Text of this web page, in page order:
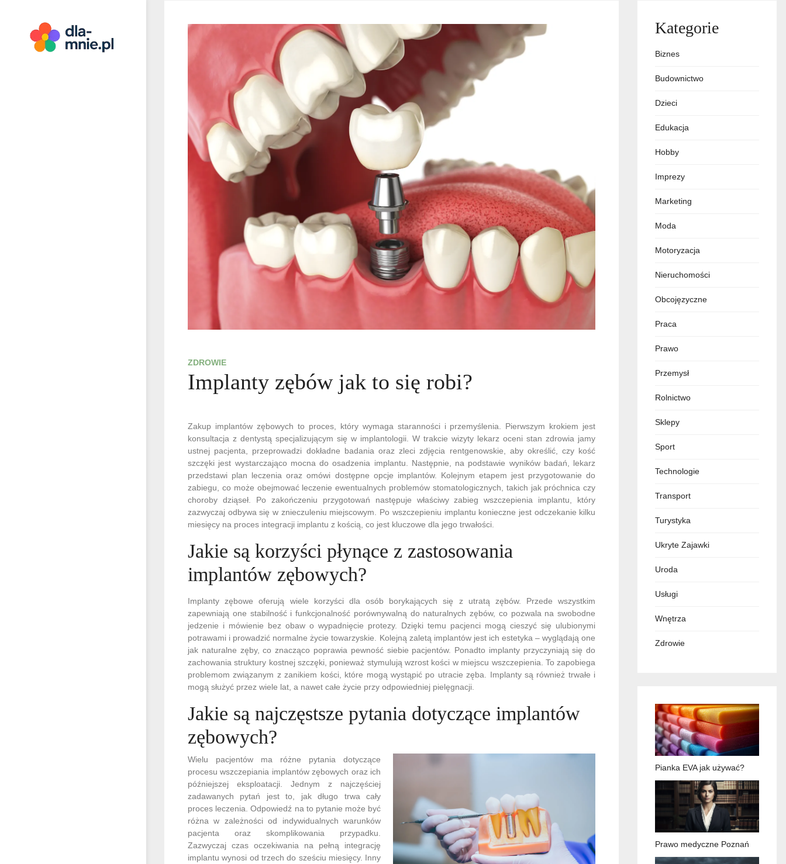
ZDROWIE
Implanty zębów jak to się robi?
Zakup implantów zębowych to proces, który wymaga staranności i przemyślenia. Pierwszym krokiem jest
konsultacja z dentystą specjalizującym się w implantologii. W trakcie wizyty lekarz oceni stan zdrowia jamy
ustnej pacjenta, przeprowadzi dokładne badania oraz zleci zdjęcia rentgenowskie, aby określić, czy kość
szczęki jest wystarczająco mocna do osadzenia implantu. Następnie, na podstawie wyników badań, lekarz
przedstawi plan leczenia oraz omówi dostępne opcje implantów. Kolejnym etapem jest przygotowanie do
zabiegu, co może obejmować leczenie ewentualnych problemów stomatologicznych, takich jak próchnica czy
choroby dziąseł. Po zakończeniu przygotowań następuje właściwy zabieg wszczepienia implantu, który
zazwyczaj odbywa się w znieczuleniu miejscowym. Po wszczepieniu implantu konieczne jest odczekanie kilku
miesięcy na proces integracji implantu z kością, co jest kluczowe dla jego trwałości.
Jakie są korzyści płynące z zastosowania
implantów zębowych?
Implanty zębowe oferują wiele korzyści dla osób borykających się z utratą zębów. Przede wszystkim
zapewniają one stabilność i funkcjonalność porównywalną do naturalnych zębów, co pozwala na swobodne
jedzenie i mówienie bez obaw o wypadnięcie protezy. Dzięki temu pacjenci mogą cieszyć się ulubionymi
potrawami i prowadzić normalne życie towarzyskie. Kolejną zaletą implantów jest ich estetyka – wyglądają one
jak naturalne zęby, co znacząco poprawia pewność siebie pacjentów. Ponadto implanty przyczyniają się do
zachowania struktury kostnej szczęki, ponieważ stymulują wzrost kości w miejscu wszczepienia. To zapobiega
problemom związanym z zanikiem kości, które mogą wystąpić po utracie zęba. Implanty są również trwałe i
mogą służyć przez wiele lat, a nawet całe życie przy odpowiedniej pielęgnacji.
Jakie są najczęstsze pytania dotyczące implantów
zębowych?
Wielu pacjentów ma różne pytania dotyczące
procesu wszczepiania implantów zębowych oraz ich
późniejszej eksploatacji. Jednym z najczęściej
zadawanych pytań jest to, jak długo trwa cały
proces leczenia. Odpowiedź na to pytanie może być
różna w zależności od indywidualnych warunków
pacjenta oraz skomplikowania przypadku.
Zazwyczaj czas oczekiwania na pełną integrację
implantu wynosi od trzech do sześciu miesięcy. Inny
Kategorie
Biznes
Budownictwo
Dzieci
Edukacja
Hobby
Imprezy
Marketing
Moda
Motoryzacja
Nieruchomości
Obcojęzyczne
Praca
Prawo
Przemysł
Rolnictwo
Sklepy
Sport
Technologie
Transport
Turystyka
Ukryte Zajawki
Uroda
Usługi
Wnętrza
Zdrowie
Pianka EVA jak używać?
Prawo medyczne Poznań